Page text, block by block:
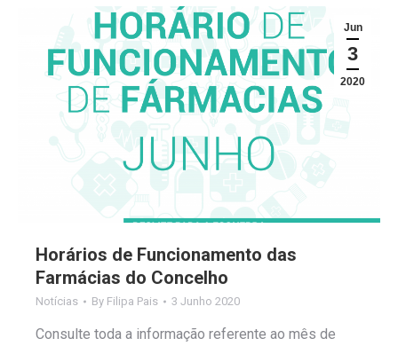
Jun
3
2020
Horários de Funcionamento das
Farmácias do Concelho
Notícias By Filipa Pais 3 Junho 2020
Consulte toda a informação referente ao mês de